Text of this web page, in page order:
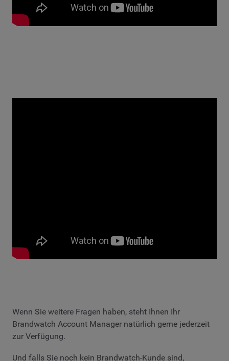
Wenn Sie weitere Fragen haben, steht Ihnen Ihr
Brandwatch Account Manager natürlich gerne jederzeit
zur Verfügung.
Und falls Sie noch kein Brandwatch-Kunde sind,